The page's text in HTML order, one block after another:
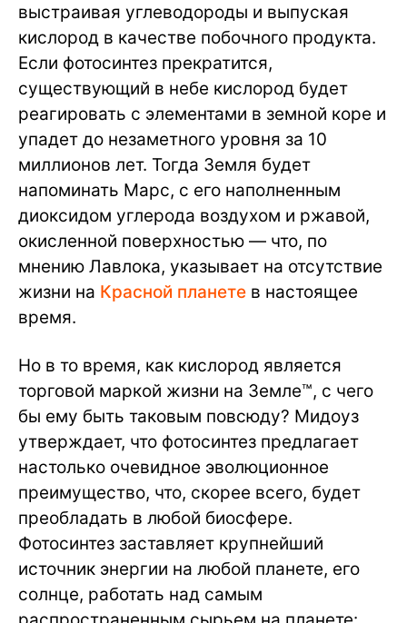
выстраивая углеводороды и выпуская
кислород в качестве побочного продукта.
Если фотосинтез прекратится,
существующий в небе кислород будет
реагировать с элементами в земной коре и
упадет до незаметного уровня за 10
миллионов лет. Тогда Земля будет
напоминать Марс, с его наполненным
диоксидом углерода воздухом и ржавой,
окисленной поверхностью — что, по
мнению Лавлока, указывает на отсутствие
жизни на Красной планете в настоящее
время.
Но в то время, как кислород является
торговой маркой жизни на Земле™, с чего
бы ему быть таковым повсюду? Мидоуз
утверждает, что фотосинтез предлагает
настолько очевидное эволюционное
преимущество, что, скорее всего, будет
преобладать в любой биосфере.
Фотосинтез заставляет крупнейший
источник энергии на любой планете, его
солнце, работать над самым